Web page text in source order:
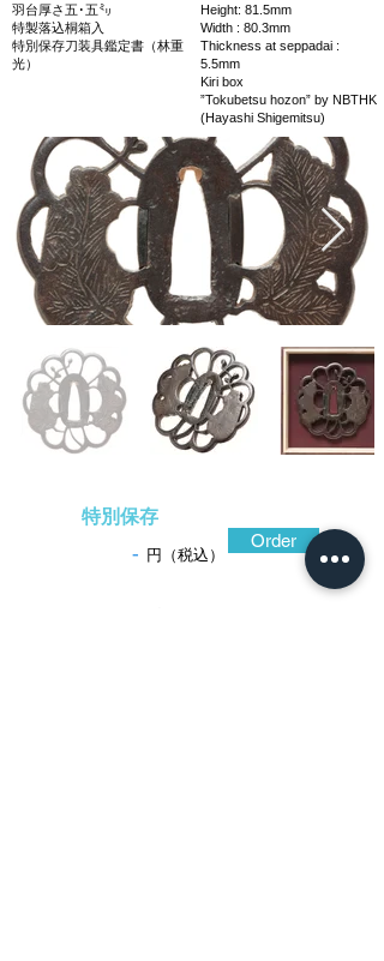
羽台厚さ五･五㍉
特製落込桐箱入
特別保存刀装具鑑定書（林重
光）
Height: 81.5mm
Width : 80.3mm
Thickness at seppadai :
5.5mm
Kiri box
”Tokubetsu hozon” by NBTHK
(Hayashi Shigemitsu)
特別保存
- 円（税込）
Order